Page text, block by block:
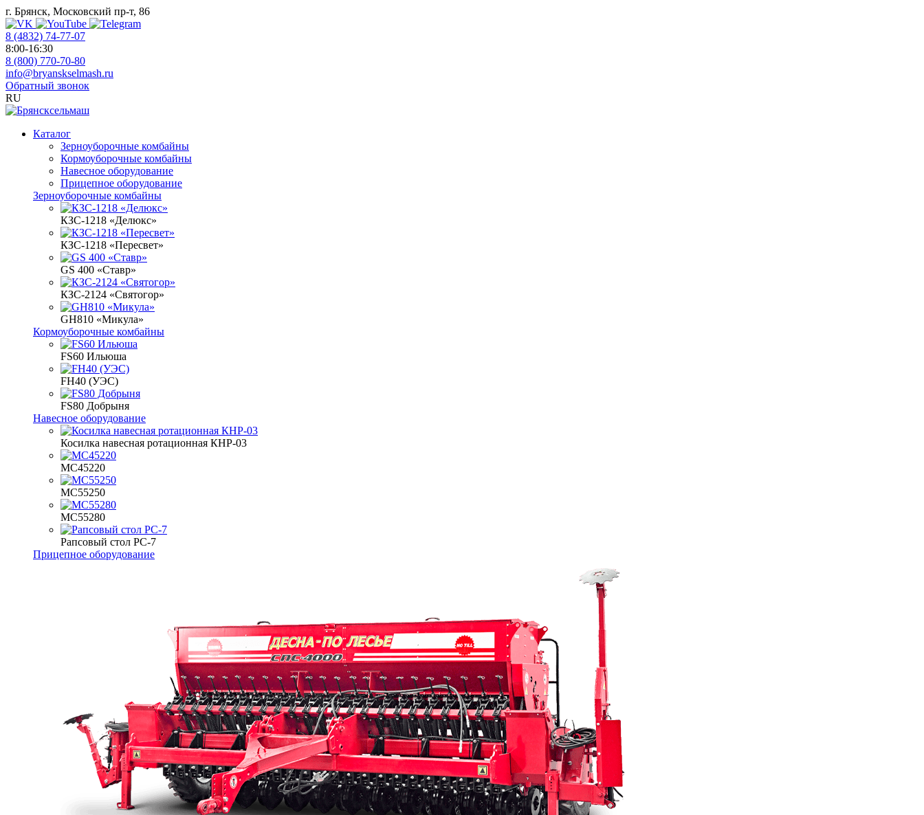
г. Брянск, Московский пр-т, 86
8 (4832) 74-77-07
8:00-16:30
8 (800) 770-70-80
info@bryanskselmash.ru
Обратный звонок
RU
Каталог
Зерноуборочные комбайны
Кормоуборочные комбайны
Навесное оборудование
Прицепное оборудование
Зерноуборочные комбайны
КЗС-1218 «Делюкс»
КЗС-1218 «Пересвет»
GS 400 «Ставр»
КЗС-2124 «Святогор»
GH810 «Микула»
Кормоуборочные комбайны
FS60 Ильюша
FH40 (УЭС)
FS80 Добрыня
Навесное оборудование
Косилка навесная ротационная КНР-03
МС45220
МС55250
МС55280
Рапсовый стол РС-7
Прицепное оборудование